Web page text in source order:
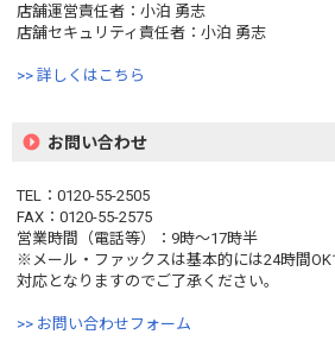
店舗運営責任者：小泊 勇志
店舗セキュリティ責任者：小泊 勇志
>> 詳しくはこちら
お問い合わせ
TEL：0120-55-2505
FAX：0120-55-2575
営業時間（電話等）：9時〜17時半
※メール・ファックスは基本的には24時間
対応となりますのでご了承ください。
>> お問い合わせフォーム